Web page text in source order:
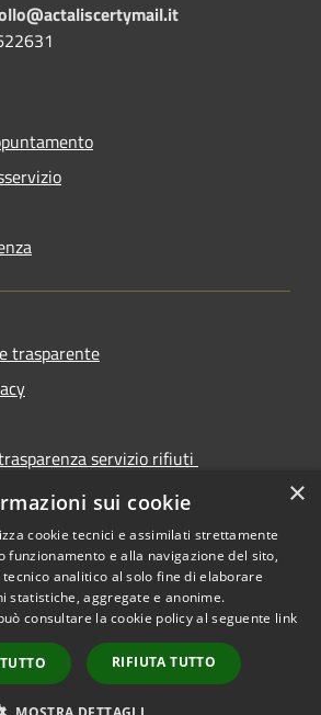
trasparente
servizio rifiuti
Copyright © 2026 • Città di
Seregno • Powered by
Municipium•
Accesso
redazione
×
sui cookie
cookie tecnici e assimilati strettamente
funzionamento e alla navigazione del sito,
tecnico analitico al solo fine di elaborare
statistiche, aggregate e anonime.
consultare la cookie policy al seguente link
RIFIUTA TUTTO